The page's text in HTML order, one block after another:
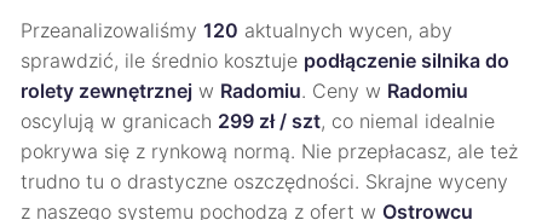
Przeanalizowaliśmy 120 aktualnych wycen, aby
sprawdzić, ile średnio kosztuje podłączenie silnika do
rolety zewnętrznej w Radomiu. Ceny w Radomiu
oscylują w granicach 299 zł / szt, co niemal idealnie
pokrywa się z rynkową normą. Nie przepłacasz, ale też
trudno tu o drastyczne oszczędności. Skrajne wyceny
z naszego systemu pochodzą z ofert w Ostrowcu